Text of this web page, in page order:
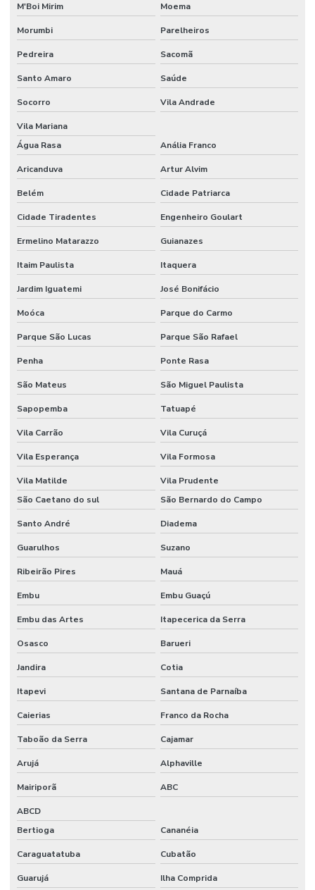
M'Boi Mirim Moema
Morumbi Parelheiros
Pedreira Sacomã
Santo Amaro Saúde
Socorro Vila Andrade
Vila Mariana
Água Rasa
Anália Franco
Aricanduva Artur Alvim
Belém Cidade Patriarca
Cidade Tiradentes Engenheiro Goulart
Ermelino Matarazzo Guianazes
Itaim Paulista Itaquera
Jardim Iguatemi José Bonifácio
Moóca Parque do Carmo
Parque São Lucas Parque São Rafael
Penha Ponte Rasa
São Mateus São Miguel Paulista
Sapopemba Tatuapé
Vila Carrão Vila Curuçá
Vila Esperança Vila Formosa
Vila Matilde
Vila Prudente
São Caetano do sul
São Bernardo do Campo
Santo André Diadema
Guarulhos Suzano
Ribeirão Pires Mauá
Embu Embu Guaçú
Embu das Artes Itapecerica da Serra
Osasco Barueri
Jandira Cotia
Itapevi Santana de Parnaíba
Caierias Franco da Rocha
Taboão da Serra Cajamar
Arujá Alphaville
Mairiporã ABC
ABCD
Bertioga
Cananéia
Caraguatatuba Cubatão
Guarujá Ilha Comprida